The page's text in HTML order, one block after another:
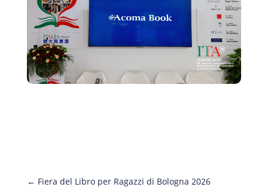
← Fiera del Libro per Ragazzi di Bologna 2026